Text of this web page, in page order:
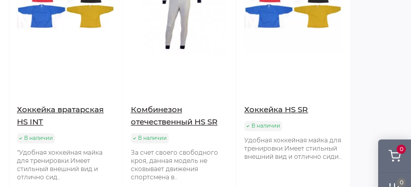
0
0
Хоккейка вратарская
HS INT
В наличии
"Удобная хоккейная майка
для тренировки.Имеет
стильный внешний вид и
отлично сид..
Комбинезон
отечественный HS SR
В наличии
За счет своего свободного
кроя, данная модель не
сковывает движения
спортсмена в..
Хоккейка HS SR
В наличии
Удобная хоккейная майка для
тренировки.Имеет стильный
внешний вид и отлично сиди..